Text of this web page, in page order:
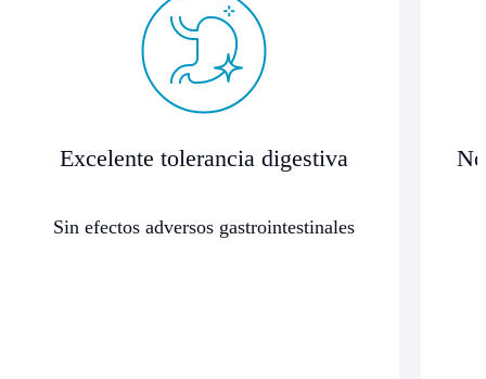
Excelente tolerancia digestiva
Sin efectos adversos gastrointestinales